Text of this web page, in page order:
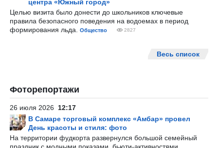
центра «Южный город»
Целью визита было донести до школьников ключевые
правила безопасного поведения на водоемах в период
формирования льда.
Общество 2827
Весь список
Фоторепортажи
26 июля 2026 12:17
В Самаре торговый комплекс «Амбар» провел
День красоты и стиля: фото
На территории фудкорта развернулся большой семейный